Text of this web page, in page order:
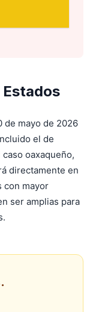
de mayo de 2026
el de
oaxaqueño,
directamente en
con mayor
ser amplias para